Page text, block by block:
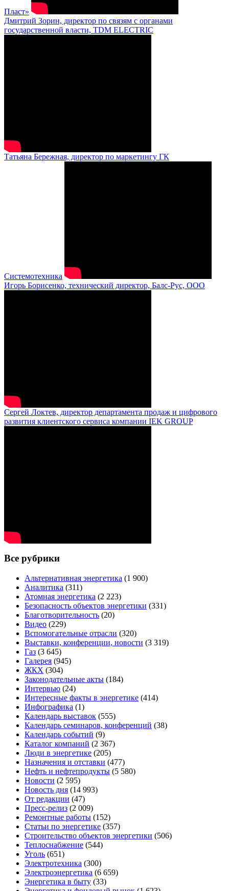
Пласт»
Дмитрий Зорин, директор по связям с органами
государственной власти, TDM ELECTRIC
Татьяна Бережная, директор по маркетингу ГК
Системотехника
Игорь Борисенко, технический директор, Балс-Рус, ООО
Сергей Локтев, директор департамента продаж и цифрового
развития клиентского сервиса компании IEK GROUP
Все рубрики
Альтернативная энергетика (1 900)
Аналитика (311)
Атомная энергетика (2 223)
Безопасность объектов энергетики (331)
Благотворительность (20)
Видео (229)
Вспомогательные отрасли (320)
Выставки, конференции, новости (3 319)
Газ (3 645)
Галерея (945)
ЖКХ (304)
Законодательные акты (184)
Интервью (24)
Интересные факты в энергетике (414)
Инфографика (1)
Календарь выставок (555)
Календарь семинаров, конференций (38)
Календарь событий (9)
Каталог компаний (2 367)
Люди в энергетике (205)
Назначения и отставки (477)
Нефть и нефтепродукты (5 580)
Новости (2 595)
Новость дня (14 993)
От редакции (47)
Пресс-релиз (2 009)
Ремонтные работы (152)
Статьи по энергетике (357)
Строительство объектов энергетики (506)
Теплоснабжение (544)
Уголь (651)
Электротехника (300)
Электроэнергетика (6 659)
Энергетика в быту (33)